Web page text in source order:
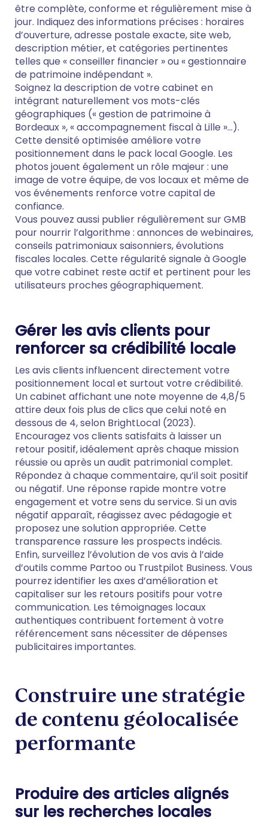
être complète, conforme et régulièrement mise à
jour. Indiquez des informations précises : horaires
d’ouverture, adresse postale exacte, site web,
description métier, et catégories pertinentes
telles que « conseiller financier » ou « gestionnaire
de patrimoine indépendant ».
Soignez la description de votre cabinet en
intégrant naturellement vos mots-clés
géographiques (« gestion de patrimoine à
Bordeaux », « accompagnement fiscal à Lille »…).
Cette densité optimisée améliore votre
positionnement dans le pack local Google. Les
photos jouent également un rôle majeur : une
image de votre équipe, de vos locaux et même de
vos événements renforce votre capital de
confiance.
Vous pouvez aussi publier régulièrement sur GMB
pour nourrir l’algorithme : annonces de webinaires,
conseils patrimoniaux saisonniers, évolutions
fiscales locales. Cette régularité signale à Google
que votre cabinet reste actif et pertinent pour les
utilisateurs proches géographiquement.
Gérer les avis clients pour
renforcer sa crédibilité locale
Les avis clients influencent directement votre
positionnement local et surtout votre crédibilité.
Un cabinet affichant une note moyenne de 4,8/5
attire deux fois plus de clics que celui noté en
dessous de 4, selon BrightLocal (2023).
Encouragez vos clients satisfaits à laisser un
retour positif, idéalement après chaque mission
réussie ou après un audit patrimonial complet.
Répondez à chaque commentaire, qu’il soit positif
ou négatif. Une réponse rapide montre votre
engagement et votre sens du service. Si un avis
négatif apparaît, réagissez avec pédagogie et
proposez une solution appropriée. Cette
transparence rassure les prospects indécis.
Enfin, surveillez l’évolution de vos avis à l’aide
d’outils comme Partoo ou Trustpilot Business. Vous
pourrez identifier les axes d’amélioration et
capitaliser sur les retours positifs pour votre
communication. Les témoignages locaux
authentiques contribuent fortement à votre
référencement sans nécessiter de dépenses
publicitaires importantes.
Construire une stratégie
de contenu géolocalisée
performante
Produire des articles alignés
sur les recherches locales